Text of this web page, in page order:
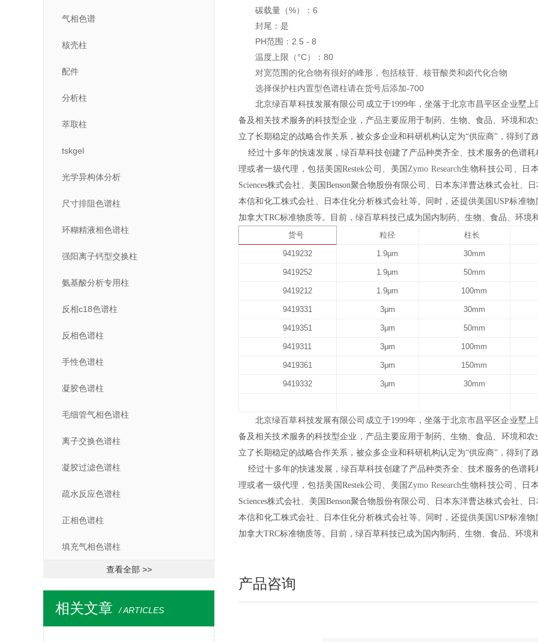
气相色谱
核壳柱
配件
分析柱
萃取柱
tskgel
光学异构体分析
尺寸排阻色谱柱
环糊精液相色谱柱
强阳离子钙型交换柱
氨基酸分析专用柱
反相c18色谱柱
反相色谱柱
手性色谱柱
凝胶色谱柱
毛细管气相色谱柱
离子交换色谱柱
凝胶过滤色谱柱
疏水反应色谱柱
正相色谱柱
填充气相色谱柱
查看全部 >>
相关文章 / ARTICLES
碳载量（%）：6
封尾：是
PH范围：2.5 - 8
温度上限（°C）：80
对宽范围的化合物有很好的峰形，包括核苷、核苷酸类和卤代化合物
选择保护柱内置型色谱柱请在货号后添加-700
北京绿百草科技发展有限公司成立于1999年，坐落于北京市昌平区企业墅
备及相关技术服务的科技型企业，产品主要应用于制药、生物、食品、环境和
立了长期稳定的战略合作关系，被众多企业和科研机构认定为“供应商”，得到了
经过十多年的快速发展，绿百草科技创建了产品种类齐全、技术服务的色谱
理或者一级代理，包括美国 Restek公司、美国Zymo Research生物科技公司、
日
Sciences株式会社、美国Benson聚合物股份有限公司、日本东洋曹达株式会社、
本信和化工株式会社、日本住化分析株式会社等。同时，还提供美国USP标准
加拿大TRC标准物质等。目前，绿百草科技已成为国内制药、生物、食品、环境
货号
粒径 柱长
9419232 1.9μm 30mm
9419252 1.9μm 50mm
9419212 1.9μm 100mm
9419331 3μm 30mm
9419351 3μm 50mm
9419311 3μm 100mm
9419361 3μm 150mm
9419332 3μm 30mm
北京绿百草科技发展有限公司成立于1999年，坐落于北京市昌平区企业墅
备及相关技术服务的科技型企业，产品主要应用于制药、生物、食品、环境和
立了长期稳定的战略合作关系，被众多企业和科研机构认定为“供应商”，得到了
经过十多年的快速发展，绿百草科技创建了产品种类齐全、技术服务的色谱
理或者一级代理，包括美国 Restek公司、美国Zymo Research生物科技公司、
日
Sciences株式会社、美国Benson聚合物股份有限公司、日本东洋曹达株式会社、
本信和化工株式会社、日本住化分析株式会社等。同时，还提供美国USP标准
加拿大TRC标准物质等。目前，绿百草科技已成为国内制药、生物、食品、环境
产品咨询